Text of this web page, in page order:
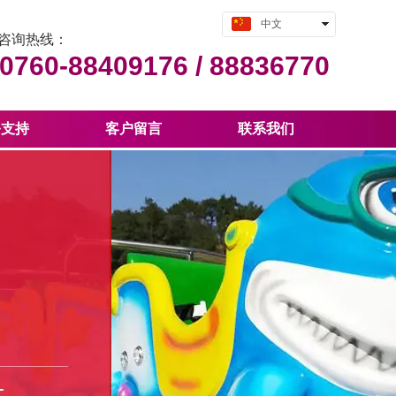
0760-88409176 / 88836770
询热线：
中文
持 客户留言 联系我们